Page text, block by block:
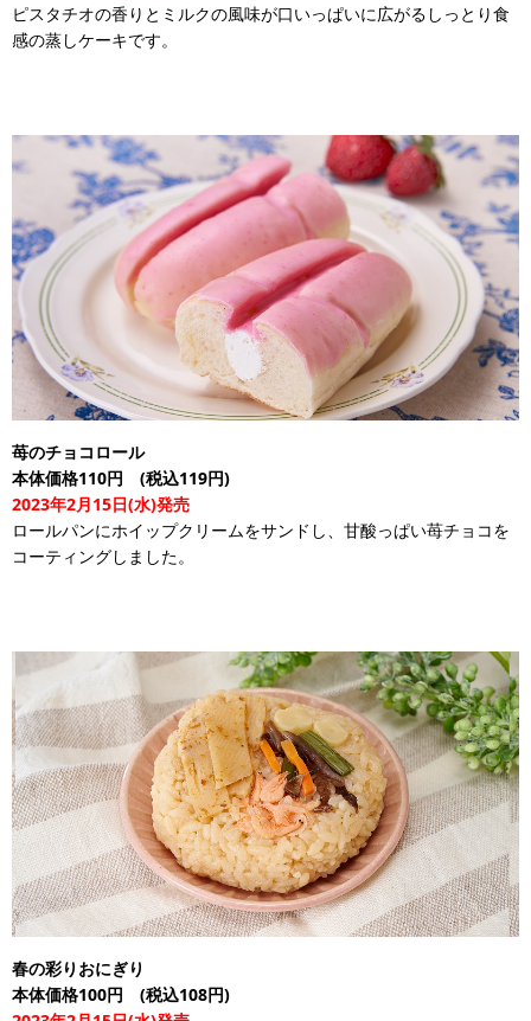
ピスタチオの香りとミルクの風味が口いっぱいに広がるしっとり食
感の蒸しケーキです。
苺のチョコロール
本体価格110円 (税込119円)
2023年2月15日(水)発売
ロールパンにホイップクリームをサンドし、甘酸っぱい苺チョコを
コーティングしました。
春の彩りおにぎり
本体価格100円 (税込108円)